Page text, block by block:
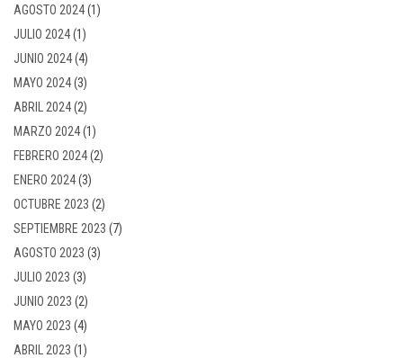
AGOSTO 2024(1)
JULIO 2024(1)
JUNIO 2024(4)
MAYO 2024(3)
ABRIL 2024(2)
MARZO 2024(1)
FEBRERO 2024(2)
ENERO 2024(3)
OCTUBRE 2023 (2)
SEPTIEMBRE 2023 (7)
AGOSTO 2023 (3)
JULIO 2023 (3)
JUNIO 2023 (2)
MAYO 2023 (4)
ABRIL 2023 (1)